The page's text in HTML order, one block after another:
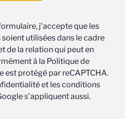
j'accepte que les
utilisées dans le cadre
de la relation qui peut en
à la Politique de
est protégé par reCAPTCHA.
et les conditions
s'appliquent aussi.